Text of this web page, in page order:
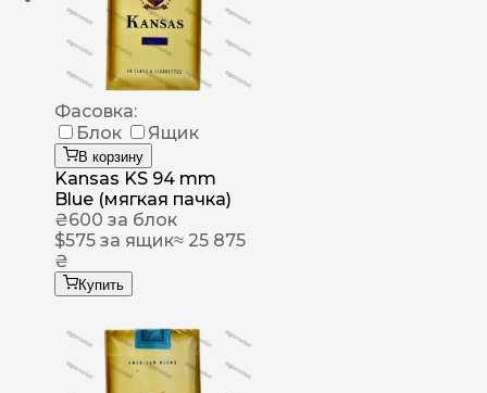
Фасовка:
Блок
Ящик
В корзину
Kansas KS 94 mm
Blue (мягкая пачка)
₴600 за блок
$575 за ящик≈ 25 875
₴
Купить